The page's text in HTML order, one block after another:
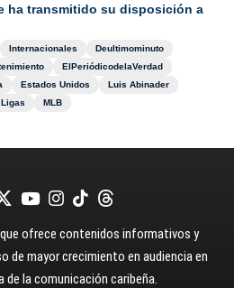
ha transmitido su disposición a
Internacionales
Deultimominuto
ElPeriódicodelaVerdad
Estados Unidos
Luis Abinader
MLB
ofrece contenidos informativos y
de mayor crecimiento en audiencia en
la comunicación caribeña.